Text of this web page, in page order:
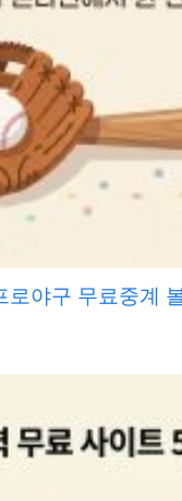
로야구 무료중계